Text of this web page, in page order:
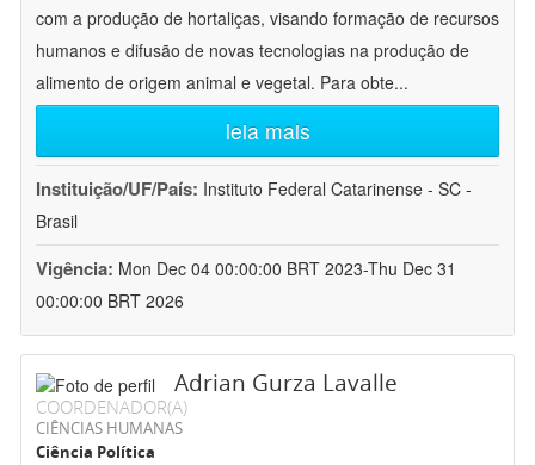
com a produção de hortaliças, visando formação de recursos
humanos e difusão de novas tecnologias na produção de
alimento de origem animal e vegetal. Para obte...
leia mais
Instituição/UF/País: Instituto Federal Catarinense - SC -
Brasil
Vigência: Mon Dec 04 00:00:00 BRT 2023-Thu Dec 31
00:00:00 BRT 2026
Adrian Gurza Lavalle
COORDENADOR(A)
CIÊNCIAS HUMANAS
Ciência Política